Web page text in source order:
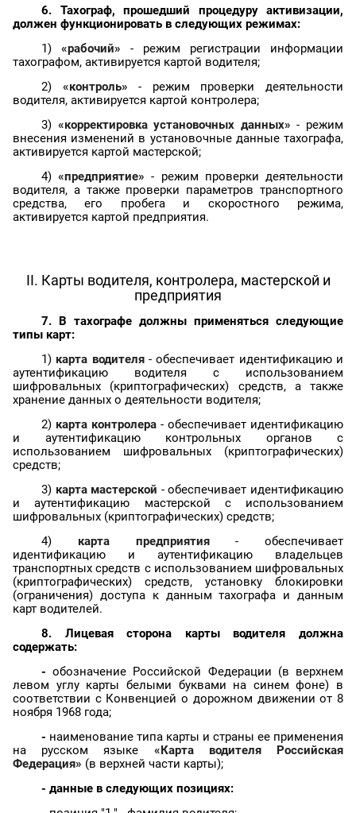
6. Тахограф, прошедший процедуру активизации,
должен функционировать в следующих режимах:
1) «рабочий» - режим регистрации информации
тахографом, активируется картой водителя;
2) «контроль» - режим проверки деятельности
водителя, активируется картой контролера;
3) «корректировка установочных данных» - режим
внесения изменений в установочные данные тахографа,
активируется картой мастерской;
4)«предприятие» - режим проверки деятельности
водителя, а также проверки параметров транспортного
средства, его пробега и скоростного режима,
активируется картой предприятия.
II. Карты водителя, контролера, мастерской и
предприятия
7. В тахографе должны применяться следующие
типы карт:
1) карта водителя- обеспечивает идентификацию и
аутентификацию водителя с использованием
шифровальных (криптографических) средств, а также
хранение данных о деятельности водителя;
2) карта контролера - обеспечивает идентификацию
и аутентификацию контрольных органов с
использованием шифровальных (криптографических)
средств;
3) карта мастерской - обеспечивает идентификацию
и аутентификацию мастерской с использованием
шифровальных (криптографических) средств;
4) карта предприятия- обеспечивает
идентификацию и аутентификацию владельцев
транспортных средств с использованием шифровальных
(криптографических) средств, установку блокировки
(ограничения) доступа к данным тахографа и данным
карт водителей.
8. Лицевая сторона карты водителя должна
содержать:
-обозначение Российской Федерации (в верхнем
левом углу карты белыми буквами на синем фоне) в
соответствии с Конвенцией о дорожном движении от 8
ноября 1968 года;
- наименование типа карты и страны ее применения
на русском языке «Карта водителя Российская
Федерация» (в верхней части карты);
- данные в следующих позициях: